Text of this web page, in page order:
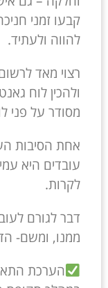
קבעו זמני
להווה ולעתיד.
רצוי מאד
ולהכין לוח
מסודר על פני
אחת הסיבות
עובדים היא
לקרות.
דבר לגורם
ממנו, ומשם-
הערכת